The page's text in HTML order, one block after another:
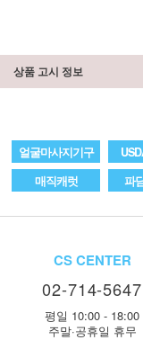
상품 고시 정보
얼굴마사지기구
매직캐럿
파
CS CENTER
02-714-5647
평일 10:00 - 18:00
주말·공휴일 휴무